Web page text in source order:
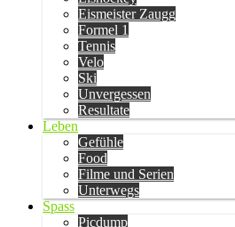
Eismeister Zaugg
Formel 1
Tennis
Velo
Ski
Unvergessen
Resultate
Leben
Gefühle
Food
Filme und Serien
Unterwegs
Spass
Picdump